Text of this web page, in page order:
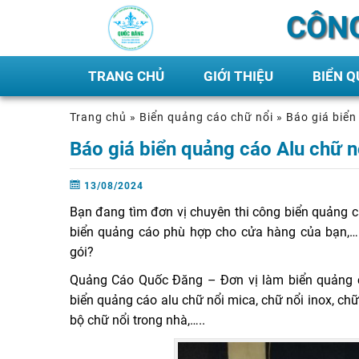
TRANG CHỦ GIỚI THIỆU BIỂN
Trang chủ » Biển quảng cáo chữ nổi » Báo giá
Báo giá biển quảng cáo Alu chữ
13/08/2024
Bạn đang tìm đơn vị chuyên thi công biển quảng
biển quảng cáo phù hợp cho cửa hàng của
gói?
Quảng Cáo Quốc Đăng – Đơn vị làm biển
biển quảng cáo alu chữ nổi mica, chữ nổi inox,
bộ chữ nổi trong nhà,…..